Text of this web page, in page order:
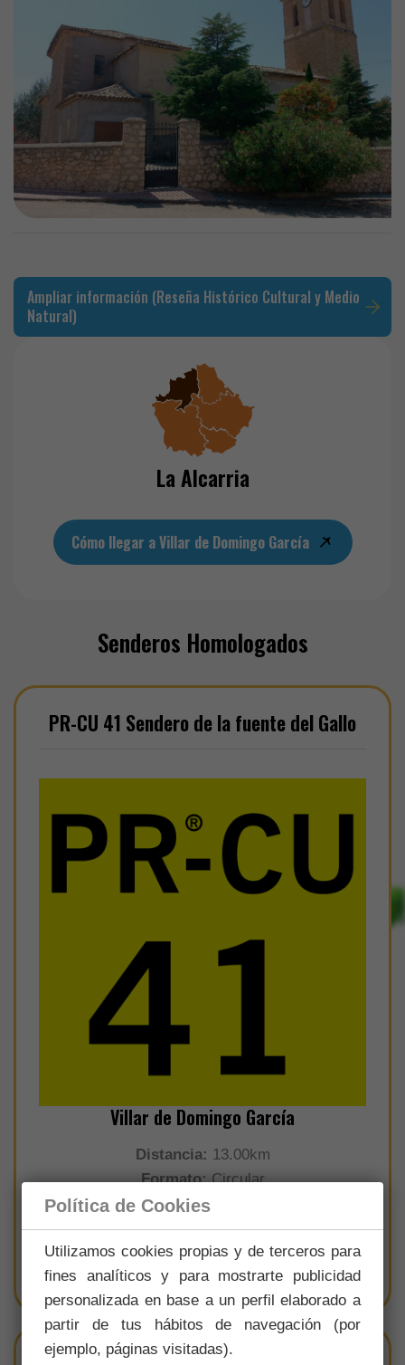
Ampliar información (Reseña Histórico Cultural y Medio
Natural)
La Alcarria
Cómo llegar a Villar de Domingo García
Senderos Homologados
PR-CU 41 Sendero de la fuente del Gallo
Villar de Domingo García
Distancia: 13.00km
Formato:Circular
Dificultad:
Ver sendero
Política de Cookies
Utilizamos cookies propias y de terceros para
fines analíticos y para mostrarte publicidad
personalizada en base a un perfil elaborado a
partir de tus hábitos de navegación (por
ejemplo, páginas visitadas).